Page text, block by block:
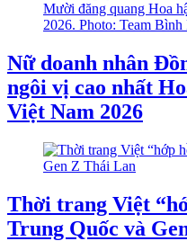
Nữ doanh nhân
ngôi vị cao nhất
Việt Nam 2026
Thời trang Việt
Trung Quốc và